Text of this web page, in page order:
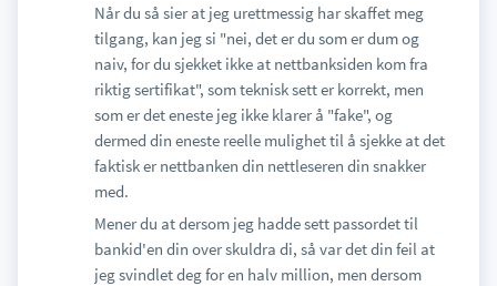
Når du så sier at jeg urettmessig har skaffet meg
tilgang, kan jeg si "nei, det er du som er dum og
naiv, for du sjekket ikke at nettbanksiden kom fra
riktig sertifikat", som teknisk sett er korrekt, men
som er det eneste jeg ikke klarer å "fake", og
dermed din eneste reelle mulighet til å sjekke at det
faktisk er nettbanken din nettleseren din snakker
med.
Mener du at dersom jeg hadde sett passordet til
bankid'en din over skuldra di, så var det din feil at
jeg svindlet deg for en halv million, men dersom